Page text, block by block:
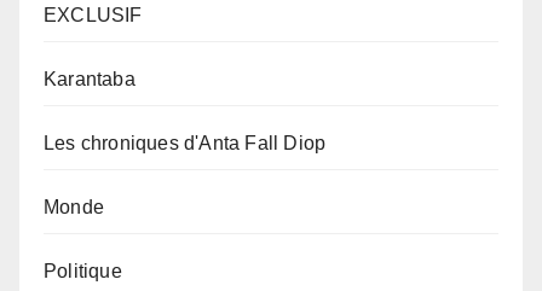
EXCLUSIF
Karantaba
Les chroniques d'Anta Fall Diop
Monde
Politique